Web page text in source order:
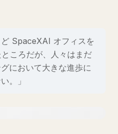
SpaceXAI オフィスを
ころだが、人々はまだ
において大きな進歩に
。」